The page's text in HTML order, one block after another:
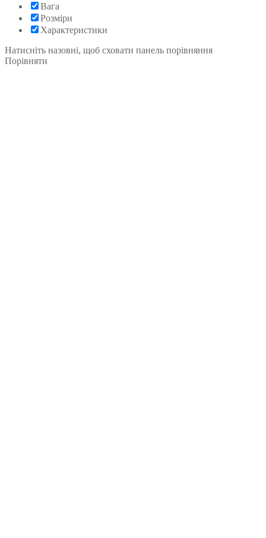
Вага
Розміри
Характеристики
Натисніть назовні, щоб сховати панель порівняння
Порівняти